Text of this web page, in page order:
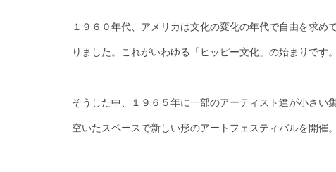
１９６０年代、アメリカは文化の変化の年代で自由を求め
りました。これがいわゆる「ヒッピー文化」の始まりです。
そうした中、１９６５年に一部のアーティスト達が小さい
空いたスペースで新しい形のアートフェスティバルを開催。